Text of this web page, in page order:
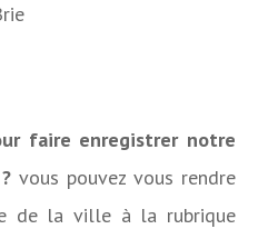
faire enregistrer notre
vous pouvez vous rendre
de la ville à la rubrique